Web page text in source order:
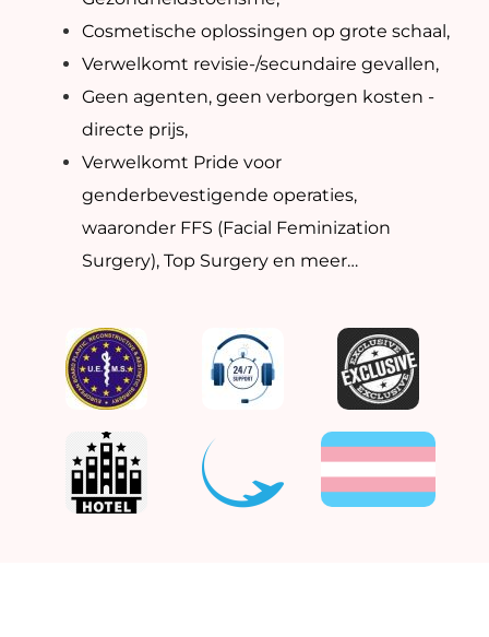
Cosmetische oplossingen op grote schaal,
Verwelkomt revisie-/secundaire gevallen,
Geen agenten, geen verborgen kosten -
directe prijs,
Verwelkomt Pride voor
genderbevestigende operaties,
waaronder FFS (Facial Feminization
Surgery), Top Surgery en meer…